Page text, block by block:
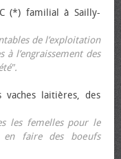
(*) familial à Sailly-
de l’exploitation
à l’engraissement des
laitières, des
les femelles pour le
en faire des bœufs